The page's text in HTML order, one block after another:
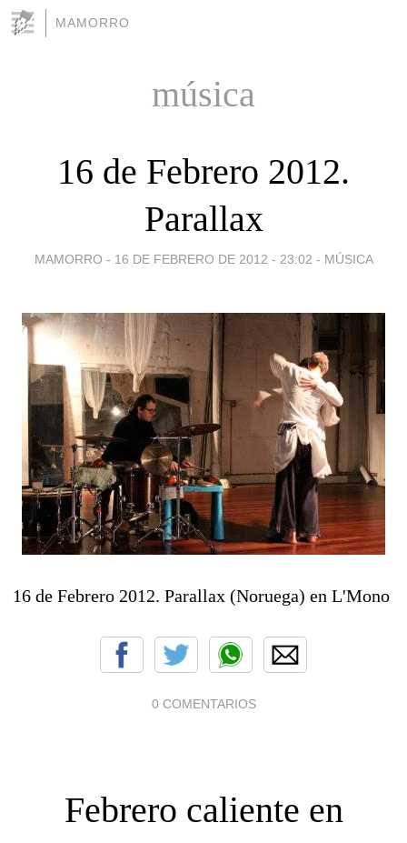
MAMORRO
música
16 de Febrero 2012.
Parallax
MAMORRO - 16 DE FEBRERO DE 2012 - 23:02 - MÚSICA
16 de Febrero 2012. Parallax (Noruega) en L'Mono
0 COMENTARIOS
Febrero caliente en